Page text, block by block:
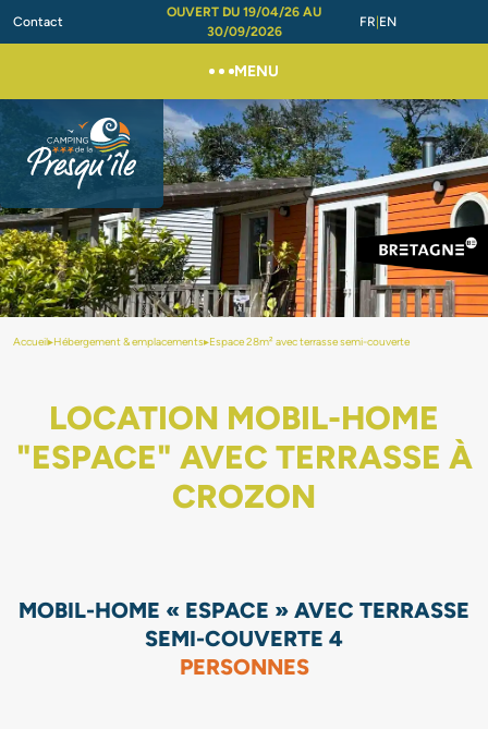
Contact
OUVERT DU 19/04/26 AU
30/09/2026
FR EN
MENU
Accueil▸Hébergement & emplacements▸Espace 28m² avec terrasse semi-couverte
LOCATION MOBIL-HOME
"ESPACE" AVEC TERRASSE À
CROZON
MOBIL-HOME « ESPACE » AVEC TERRASSE
SEMI-COUVERTE 4
PERSONNES